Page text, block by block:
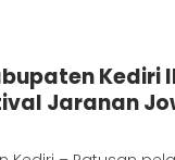
Kediri
Jaranan